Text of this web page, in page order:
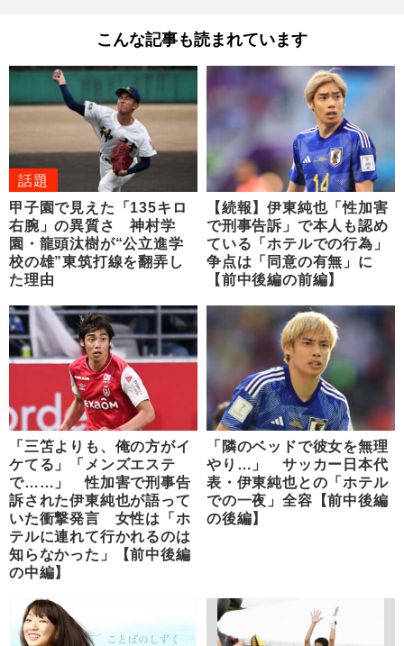
こんな記事も読まれています
話題
甲子園で見えた「135キロ
右腕」の異質さ 神村学
園・龍頭汰樹が“公立進学
校の雄”東筑打線を翻弄し
た理由
【続報】伊東純也「性加害
で刑事告訴」で本人も認め
ている「ホテルでの行為」
争点は「同意の有無」に
【前中後編の前編】
「三笘よりも、俺の方がイ
ケてる」「メンズエステ
で……」 性加害で刑事告
訴された伊東純也が語って
いた衝撃発言 女性は「ホ
テルに連れて行かれるのは
知らなかった」【前中後編
の中編】
「隣のベッドで彼女を無理
やり…」 サッカー日本代
表・伊東純也との「ホテル
での一夜」全容【前中後編
の後編】